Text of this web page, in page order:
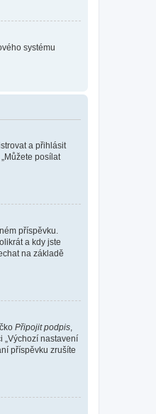
systému
a přihlásit
posílat
příspěvku.
a kdy jste
na základě
Připojit podpis,
„Výchozí nastavení
příspěvku zrušíte